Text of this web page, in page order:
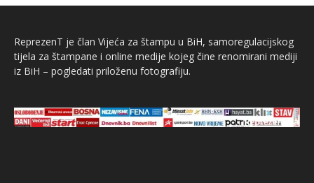
ReprezenT je član Vijeća za štampu u BiH, samoregulacijskog
tijela za štampane i online medije kojeg čine renomirani mediji
iz BiH – pogledati priloženu fotografiju.